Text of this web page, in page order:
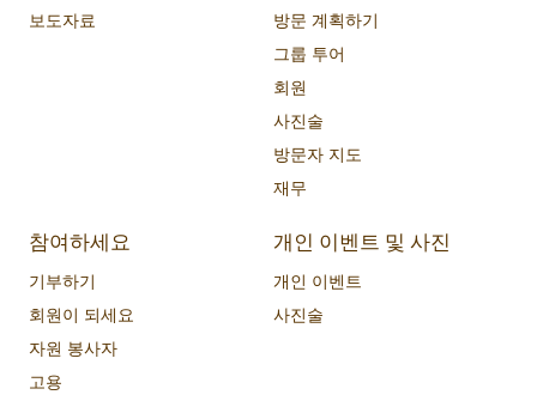
보도자료
방문 계획하기
그룹 투어
회원
사진술
방문자 지도
재무
참여하세요
기부하기
회원이 되세요
자원 봉사자
고용
개인 이벤트 및 사진
개인 이벤트
사진술